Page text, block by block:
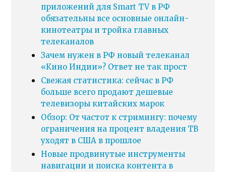
приложений для Smart TV в РФ
обязательны все основные онлайн-
кинотеатры и тройка главных
телеканалов
Зачем нужен в РФ новый телеканал
«Кино Индии»? Ответ не так прост
Свежая статистика: сейчас в РФ
больше всего продают дешевые
телевизоры китайских марок
Обзор: От частот к стримингу: почему
ограничения на процент владения ТВ
уходят в США в прошлое
Новые продвинутые инструменты
навигации и поиска контента в